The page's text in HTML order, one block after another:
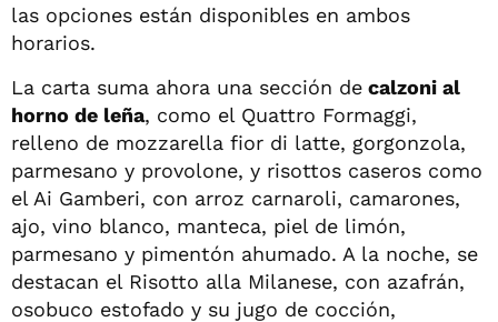
las opciones están disponibles en ambos
horarios.
La carta suma ahora una sección de calzoni al
horno de leña, como el Quattro Formaggi,
relleno de mozzarella fior di latte, gorgonzola,
parmesano y provolone, y risottos caseros como
el Ai Gamberi, con arroz carnaroli, camarones,
ajo, vino blanco, manteca, piel de limón,
parmesano y pimentón ahumado. A la noche, se
destacan el Risotto alla Milanese, con azafrán,
osobuco estofado y su jugo de cocción,